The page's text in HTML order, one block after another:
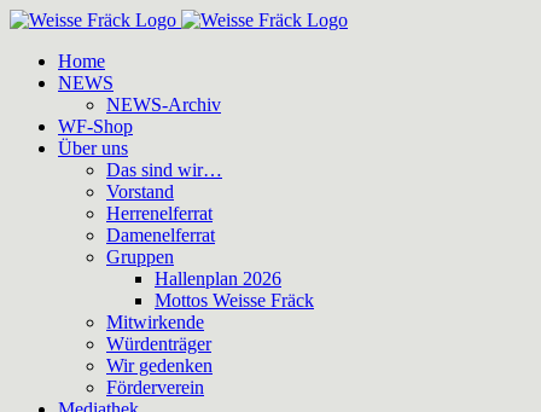
Zum
springenHome
NEWS
NEWS-Archiv
WF-Shop
Über uns
Das sind wir…
Vorstand
Herrenelferrat
Damenelferrat
Gruppen
Hallenplan 2026
Mottos Weisse Fräck
Mitwirkende
Würdenträger
Wir gedenken
Förderverein